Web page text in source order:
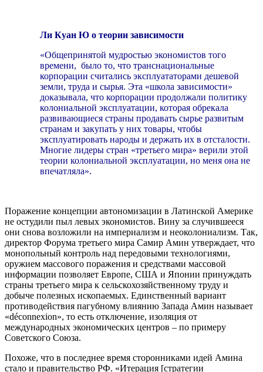
Ли Куан Ю о теории зависимости
«Общепринятой мудростью экономистов того
времени, было то, что транснациональные
корпорации считались эксплуататорами дешевой
земли, труда и сырья. Эта «школа зависимости»
доказывала, что корпорации продолжали политику
колониальной эксплуатации, которая обрекала
развивающиеся страны продавать сырье развитым
странам и закупать у них товары, чтобы
эксплуатировать народы и держать их в отсталости.
Многие лидеры стран «третьего мира» верили этой
теории колониальной эксплуатации, но меня она не
впечатляла».
Поражение концепции автономизации в Латинской Америке
не остудили пыл левых экономистов. Вину за случившееся
они снова возложили на империализм и неоколониализм. Так,
директор Форума третьего мира Самир Амин утверждает, что
монопольный контроль над передовыми технологиями,
оружием массового поражения и средствами массовой
информации позволяет Европе, США и Японии принуждать
страны третьего мира к сельскохозяйственному труду и
добыче полезных ископаемых. Единственный вариант
противодействия пагубному влиянию Запада Амин называет
«déconnexion», то есть отключение, изоляция от
международных экономических центров – по примеру
Советского Союза.
Похоже, что в последнее время сторонниками идей Амина
стало и правительство РФ. «Итерация [стратегии